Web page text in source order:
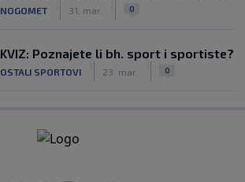
NOGOMET 31. mar. 0
KVIZ: Poznajete li bh. sport i sportiste?
OSTALI SPORTOVI 23. mar. 0